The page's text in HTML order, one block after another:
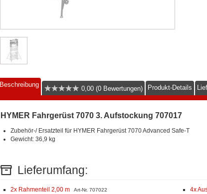
Beschreibung
0,00 (0 Bewertungen) Produkt-Details
HYMER Fahrgerüst 7070 3. Aufstockung 707017
Zubehör-/ Ersatzteil für HYMER Fahrgerüst 7070 Advanced Safe-T
Gewicht: 36,9 kg
Lieferumfang:
2x Rahmenteil 2,00 m Art-Nr. 707022 4x